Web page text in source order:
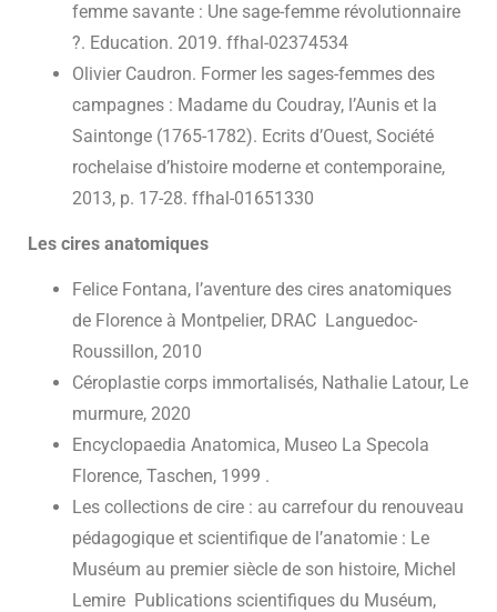
femme savante : Une sage-femme révolutionnaire
?. Education. 2019. ffhal-02374534
Olivier Caudron. Former les sages-femmes des
campagnes : Madame du Coudray, l’Aunis et la
Saintonge (1765-1782). Ecrits d’Ouest, Société
rochelaise d’histoire moderne et contemporaine,
2013, p. 17-28. ffhal-01651330
Les cires anatomiques
Felice Fontana, l’aventure des cires anatomiques
de Florence à Montpelier, DRAC Languedoc-
Roussillon, 2010
Céroplastie corps immortalisés, Nathalie Latour, Le
murmure, 2020
Encyclopaedia Anatomica, Museo La Specola
Florence, Taschen, 1999 .
Les collections de cire : au carrefour du renouveau
pédagogique et scientifique de l’anatomie : Le
Muséum au premier siècle de son histoire, Michel
Lemire Publications scientifiques du Muséum,